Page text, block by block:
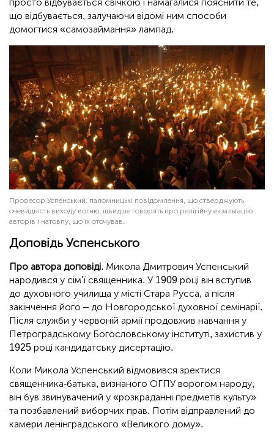
що відбувається, залучаючи відомі ним способи
домогтися «самозаймання» лампад.
Професор Успенський: паломницькі повідомлення, що стверджують
очевидність виходу вогню, швидше говорять про релігійну екзальтацію
авторів і натовпу, що їх оточував.
Доповідь Успенського
Про автора доповіді. Микола Дмитрович Успенський
народився у сім'ї священника. У 1909 році він вступив
до духовного училища у місті Стара Русса, а після
закінчення його – до Новгородської духовної семінарії.
Після служби у червоній армії продовжив навчання у
Петроградському Богословському інституті, захистив у
1925 році кандидатську дисертацію.
Коли Микола Успенський відмовився зректися
священника-батька, визнаного ОГПУ ворогом народу,
він був звинувачений у «розкраданні предметів культу»
та позбавлений виборчих прав. Потім відправлений до
камери ленінградського «Великого дому».